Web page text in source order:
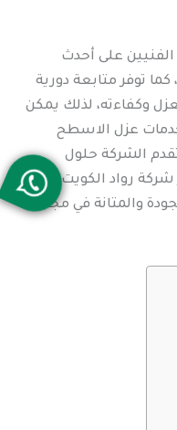
الفنيين على أحدث
توفر متابعة دورية
وكفاءته، لذلك يمكن
خدمات عزل الاسطح
الشركة حلول
رواد الكويت
والمتانة في مجال